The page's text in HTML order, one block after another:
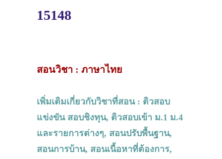
15148
สอนวิชา : ภาษาไทย
เพิ่มเติมเกี่ยวกับวิชาที่สอน : ติวสอบ
แข่งขัน สอบชิงทุน, ติวสอบเข้า ม.1 ม.4
และรายการต่างๆ, สอนปรับพื้นฐาน,
สอนการบ้าน, สอนเนื้อหาที่ต้องการ,